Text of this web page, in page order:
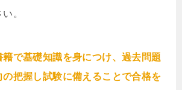
。
で基礎知識を身につけ、過去問題
の把握し試験に備えることで合格を